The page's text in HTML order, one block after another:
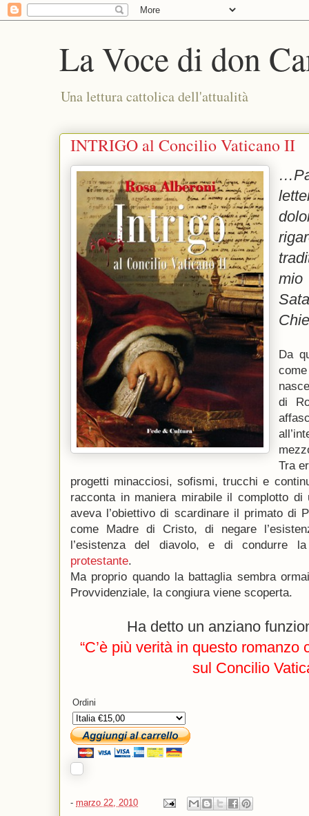
La Voce di don
Una lettura cattolica dell'attualità
INTRIGO al Concilio Vaticano II
mio
Da
di
Tra
progetti minacciosi, sofismi, trucchi e
racconta in maniera mirabile il complotto di
aveva l’obiettivo di scardinare il primato di
come Madre di Cristo, di negare
l’esistenza del diavolo, e di condurre
protestante.
Ma proprio quando la battaglia sembra
Provvidenziale, la congiura viene scoperta.
Ha detto un anziano
“C’è più verità in questo
sul Concilio
Ordini
- marzo 22, 2010